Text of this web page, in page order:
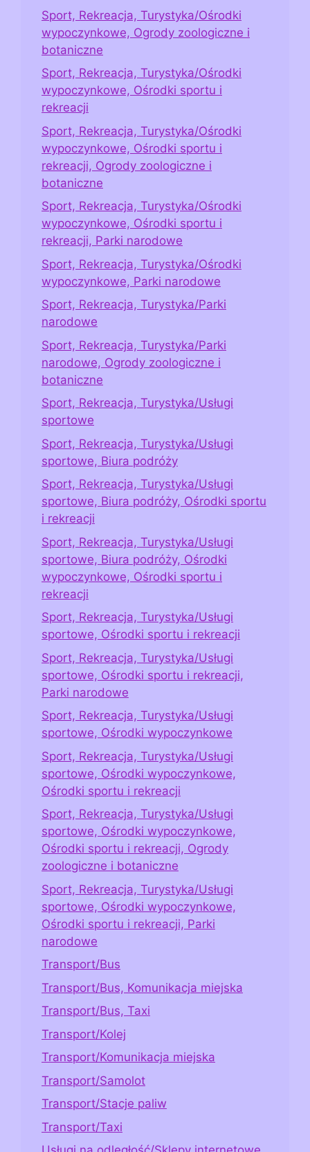
Sport, Rekreacja, Turystyka/Ośrodki
wypoczynkowe, Ogrody zoologiczne i
botaniczne
Sport, Rekreacja, Turystyka/Ośrodki
wypoczynkowe, Ośrodki sportu i
rekreacji
Sport, Rekreacja, Turystyka/Ośrodki
wypoczynkowe, Ośrodki sportu i
rekreacji, Ogrody zoologiczne i
botaniczne
Sport, Rekreacja, Turystyka/Ośrodki
wypoczynkowe, Ośrodki sportu i
rekreacji, Parki narodowe
Sport, Rekreacja, Turystyka/Ośrodki
wypoczynkowe, Parki narodowe
Sport, Rekreacja, Turystyka/Parki
narodowe
Sport, Rekreacja, Turystyka/Parki
narodowe, Ogrody zoologiczne i
botaniczne
Sport, Rekreacja, Turystyka/Usługi
sportowe
Sport, Rekreacja, Turystyka/Usługi
sportowe, Biura podróży
Sport, Rekreacja, Turystyka/Usługi
sportowe, Biura podróży, Ośrodki sportu
i rekreacji
Sport, Rekreacja, Turystyka/Usługi
sportowe, Biura podróży, Ośrodki
wypoczynkowe, Ośrodki sportu i
rekreacji
Sport, Rekreacja, Turystyka/Usługi
sportowe, Ośrodki sportu i rekreacji
Sport, Rekreacja, Turystyka/Usługi
sportowe, Ośrodki sportu i rekreacji,
Parki narodowe
Sport, Rekreacja, Turystyka/Usługi
sportowe, Ośrodki wypoczynkowe
Sport, Rekreacja, Turystyka/Usługi
sportowe, Ośrodki wypoczynkowe,
Ośrodki sportu i rekreacji
Sport, Rekreacja, Turystyka/Usługi
sportowe, Ośrodki wypoczynkowe,
Ośrodki sportu i rekreacji, Ogrody
zoologiczne i botaniczne
Sport, Rekreacja, Turystyka/Usługi
sportowe, Ośrodki wypoczynkowe,
Ośrodki sportu i rekreacji, Parki
narodowe
Transport/Bus
Transport/Bus, Komunikacja miejska
Transport/Bus, Taxi
Transport/Kolej
Transport/Komunikacja miejska
Transport/Samolot
Transport/Stacje paliw
Transport/Taxi